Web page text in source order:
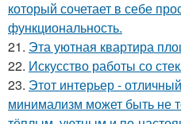
который сочетает в себе
функциональность.
21. Эта уютная квартира
22. Искусство работы со
23. Этот интерьер -
минимализм может быть не